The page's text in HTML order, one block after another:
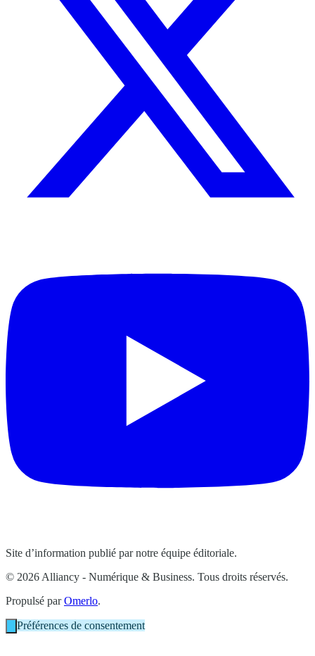
Site d’information publié par notre équipe éditoriale.
© 2026 Alliancy - Numérique & Business. Tous droits réservés.
Propulsé parOmerlo.
Préférences de consentement